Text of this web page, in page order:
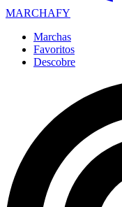
MARCHAFY
Marchas
Favoritos
Descobre